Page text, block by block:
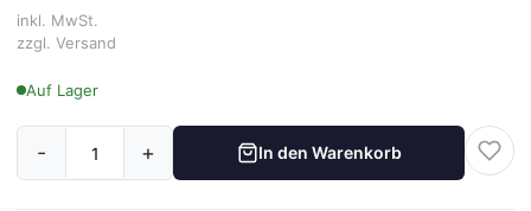
inkl. MwSt.
zzgl. Versand
Auf Lager
- + In den Warenkorb